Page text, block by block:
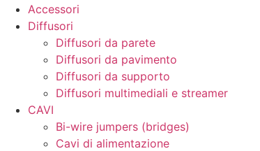
Accessori
Diffusori
Diffusori da parete
Diffusori da pavimento
Diffusori da supporto
Diffusori multimediali e streamer
CAVI
Bi-wire jumpers (bridges)
Cavi di alimentazione